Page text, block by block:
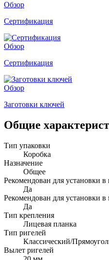
Обзор
Сертификация
Обзор
Сертификация
Обзор
Заготовки ключей
Общие
Тип упаковки
Коробка
Назначение
Общее
Рекомендован для установки в
Да
Рекомендован для установки
Да
Тип крепления
Лицевая планка
Тип ригелей
Классический/
Вылет ригелей